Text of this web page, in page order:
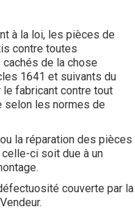
à la loi, les pièces de
contre toutes
de la chose
1641 et suivants du
fabricant contre tout
selon les normes de
la réparation des pièces
ci soit due à un
couverte par la